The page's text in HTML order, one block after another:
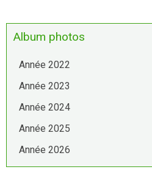
Album photos
Année 2022
Année 2023
Année 2024
Année 2025
Année 2026